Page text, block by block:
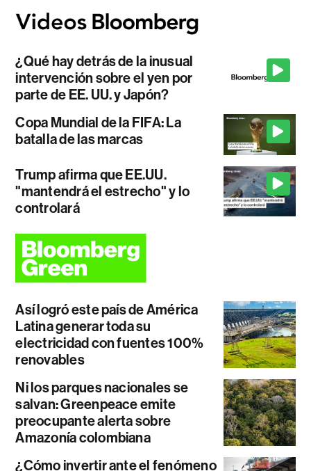
¿Qué hay detrás de la inusual
intervención sobre el yen por
parte de EE. UU. y Japón?
Copa Mundial de la FIFA: La
batalla de las marcas
Trump afirma que EE.UU.
"mantendrá el estrecho" y lo
controlará
Así logró este país de América
Latina generar toda su
electricidad con fuentes 100%
renovables
Ni los parques nacionales se
salvan: Greenpeace emite
preocupante alerta sobre
Amazonía colombiana
¿Cómo invertir ante el fenómeno